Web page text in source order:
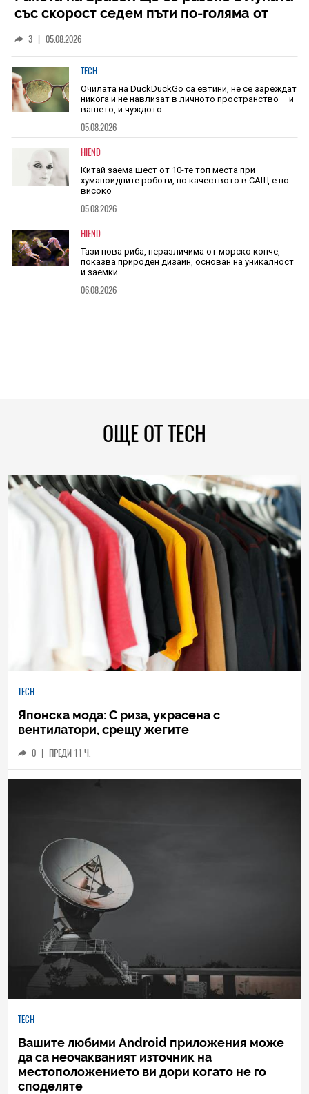
със скорост седем пъти по-голяма от
3 | 05.08.2026
TECH
Очилата на DuckDuckGo са евтини, не се зареждат
никога и не навлизат в личното пространство – и
вашето, и чуждото
05.08.2026
HIEND
Китай заема шест от 10-те топ места при
хуманоидните роботи, но качеството в САЩ е по-
високо
05.08.2026
HIEND
Тази нова риба, неразличима от морско конче,
показва природен дизайн, основан на уникалност
и заемки
06.08.2026
ОЩЕ ОТ TECH
TECH
Японска мода: С риза, украсена с
вентилатори, срещу жегите
0 | ПРЕДИ 11 Ч.
TECH
Вашите любими Android приложения може
да са неочакваният източник на
местоположението ви дори когато не го
споделяте